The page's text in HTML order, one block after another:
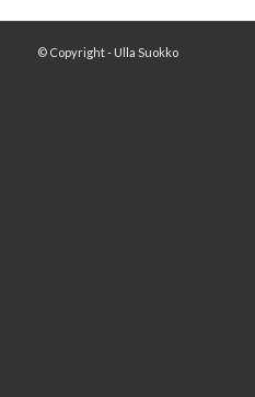
© Copyright - Ulla Suokko